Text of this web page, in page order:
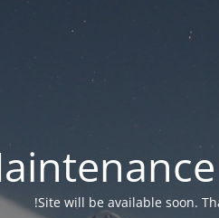
Site will be available soon.